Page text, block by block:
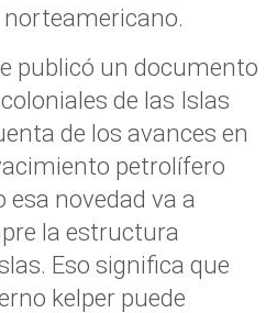
publicó un documento
de las Islas
de los avances en
petrolífero
esa novedad va a
la estructura
Eso significa que
kelper puede